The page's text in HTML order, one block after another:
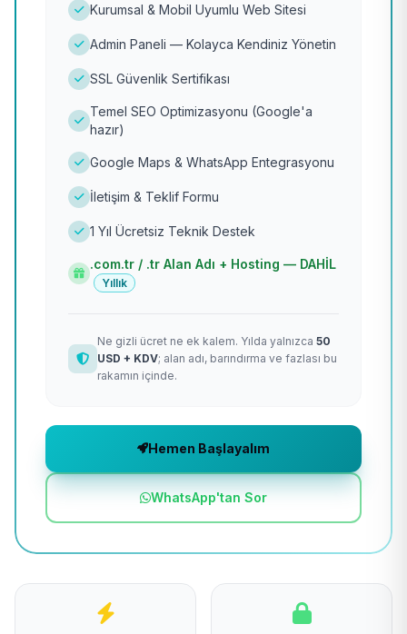
Kurumsal & Mobil Uyumlu Web Sitesi
Admin Paneli — Kolayca Kendiniz Yönetin
SSL Güvenlik Sertifikası
Temel SEO Optimizasyonu (Google'a
hazır)
Google Maps & WhatsApp Entegrasyonu
İletişim & Teklif Formu
1 Yıl Ücretsiz Teknik Destek
.com.tr / .tr Alan Adı + Hosting — DAHİL
Yıllık
Ne gizli ücret ne ek kalem. Yılda yalnızca 50
USD + KDV; alan adı, barındırma ve fazlası bu
rakamın içinde.
Hemen Başlayalım
WhatsApp'tan Sor